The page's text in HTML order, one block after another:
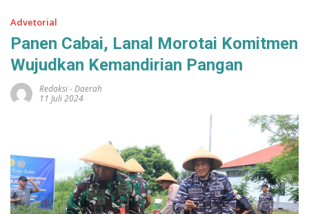
Advetorial
Panen Cabai, Lanal Morotai Komitmen
Wujudkan Kemandirian Pangan
Redaksi-Daerah
11 Juli 2024